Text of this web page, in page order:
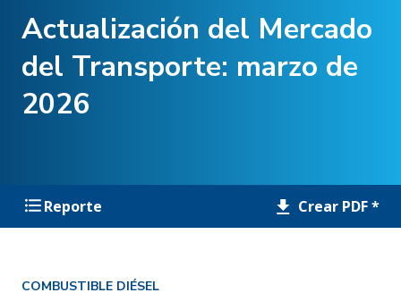
Actualización del Mercado
del Transporte: marzo de
2026
Reporte Crear PDF *
COMBUSTIBLE DIÉSEL